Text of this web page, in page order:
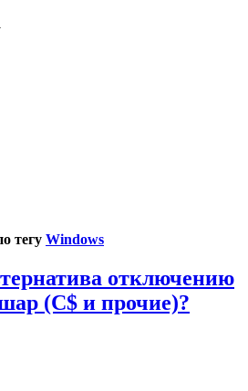
тегу Windows
отключению
(C$ и прочие)?